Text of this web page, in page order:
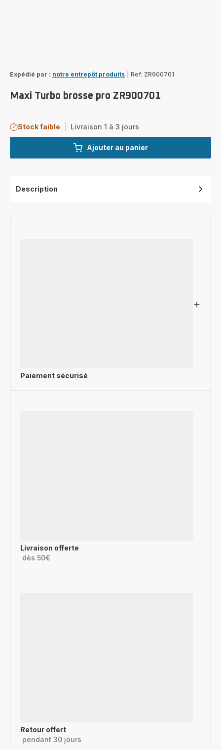
Expédié par : notre entrepôt produits Ref: ZR900701
Maxi Turbo brosse pro ZR900701
Stock faible Livraison 1 à 3 jours
Ajouter au panier
Description
Paiement sécurisé
Livraison offerte
dès 50€
Retour offert
pendant 30 jours